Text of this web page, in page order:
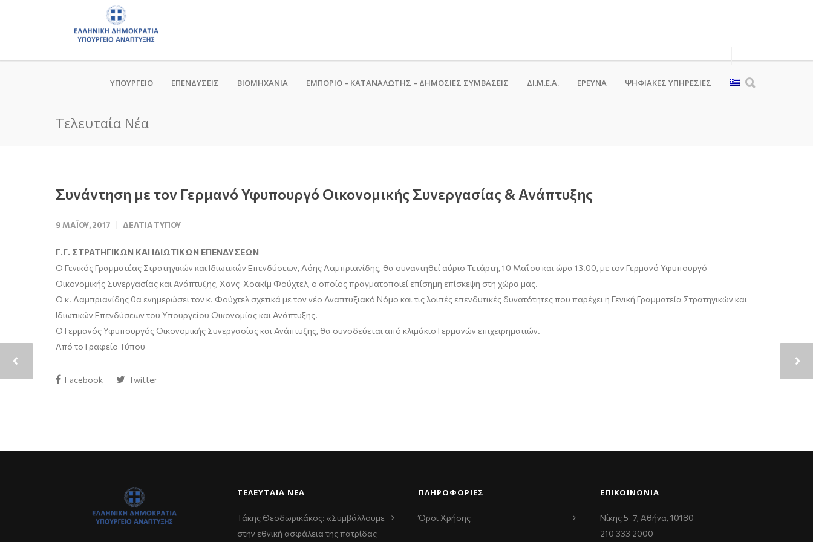
ΥΠΟΥΡΓΕΙΟ ΕΠΕΝΔΥΣΕΙΣ ΒΙΟΜΗΧΑΝΙΑ ΕΜΠΟΡΙΟ – ΚΑΤΑΝΑΛΩΤΗΣ – ΔΗΜΟΣΙΕΣ ΣΥΜΒΑΣΕΙΣ ΔΙ.Μ.Ε.Α. ΕΡΕΥΝΑ ΨΗΦΙΑΚΈΣ ΥΠΗΡΕΣΊΕΣ
Τελευταία Νέα
Συνάντηση με τον Γερμανό Υφυπουργό Οικονομικής Συνεργασίας & Ανάπτυξης
9 ΜΑΪ́ΟΥ, 2017 ΔΕΛΤΊΑ ΤΎΠΟΥ
Γ.Γ. ΣΤΡΑΤΗΓΙΚΩΝ ΚΑΙ ΙΔΙΩΤΙΚΩΝ ΕΠΕΝΔΥΣΕΩΝ
Ο Γενικός Γραμματέας Στρατηγικών και Ιδιωτικών Επενδύσεων, Λόης Λαμπριανίδης, θα συναντηθεί αύριο Τετάρτη, 10 Μαΐου και ώρα 13.00, με τον Γερμανό Υφυπουργό
Οικονομικής Συνεργασίας και Ανάπτυξης, Χανς-Χοακίμ Φούχτελ, ο οποίος πραγματοποιεί επίσημη επίσκεψη στη χώρα μας.
Ο κ. Λαμπριανίδης θα ενημερώσει τον κ. Φούχτελ σχετικά με τον νέο Αναπτυξιακό Νόμο και τις λοιπές επενδυτικές δυνατότητες που παρέχει η Γενική Γραμματεία Στρατηγικών και
Ιδιωτικών Επενδύσεων του Υπουργείου Οικονομίας και Ανάπτυξης.
Ο Γερμανός Υφυπουργός Οικονομικής Συνεργασίας και Ανάπτυξης, θα συνοδεύεται από κλιμάκιο Γερμανών επιχειρηματιών.
Από το Γραφείο Τύπου
Facebook Twitter
ΤΕΛΕΥΤΑΊΑ ΝΈΑ
Τάκης Θεοδωρικάκος: «Συμβάλλουμε
στην εθνική ασφάλεια της πατρίδας
ΠΛΗΡΟΦΟΡΙΕΣ
Όροι Χρήσης
ΕΠΙΚΟΙΝΩΝΊΑ
Νίκης 5-7, Αθήνα, 10180
210 333 2000